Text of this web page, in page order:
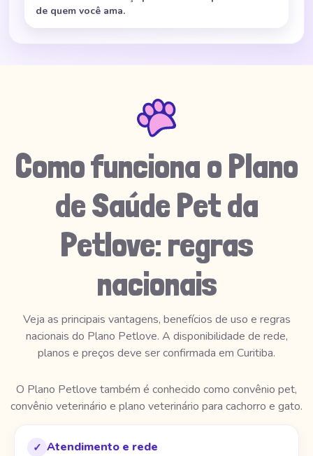
de quem você ama.
Como funciona o Plano
de Saúde Pet da
Petlove: regras
nacionais
Veja as principais vantagens, benefícios de uso e regras
nacionais do Plano Petlove. A disponibilidade de rede,
planos e preços deve ser confirmada em Curitiba.
O Plano Petlove também é conhecido como convênio pet,
convênio veterinário e plano veterinário para cachorro e gato.
✓ Atendimento e rede